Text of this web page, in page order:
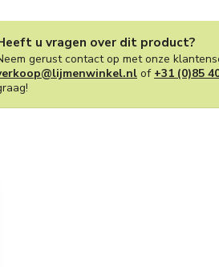
u vragen over dit product?
gerust contact op met onze
of +31 (0)85